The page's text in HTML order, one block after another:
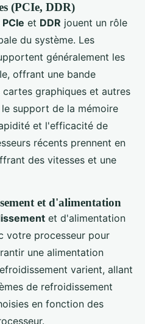
(PCIe, DDR)
PCIe et DDR jouent un rôle
du système. Les
généralement les
offrant une bande
graphiques et autres
support de la mémoire
et l'efficacité de
récents prennent en
des vitesses et une
et d'alimentation
et d'alimentation
votre processeur pour
une alimentation
varient, allant
de refroidissement
en fonction des